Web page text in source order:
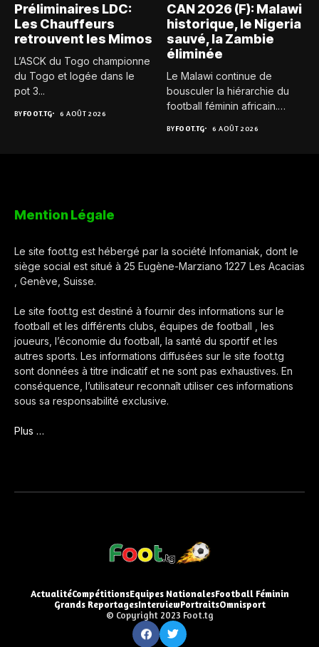
Préliminaires LDC:
Les Chauffeurs
retrouvent les Mimos
L’ASCK du Togo championne
du Togo et logée dans le
pot 3...
BYFOOT.TG 6 AOÛT 2026
CAN 2026 (F): Malawi
historique, le Nigeria
sauvé, la Zambie
éliminée
Le Malawi continue de
bousculer la hiérarchie du
football féminin africain.
BYFOOT.TG 6 AOÛT 2026
Mention Légale
Le site foot.tg est hébergé par la société Infomaniak, dont le
siège social est situé à 25 Eugène-Marziano 1227 Les Acacias
, Genève, Suisse.
Le site foot.tg est destiné à fournir des informations sur le
football et les différents clubs, équipes de football , les
joueurs, l’économie du football, la santé du sportif et les
autres sports. Les informations diffusées sur le site foot.tg
sont données à titre indicatif et ne sont pas exhaustives. En
conséquence, l’utilisateur reconnaît utiliser ces informations
sous sa responsabilité exclusive.
Plus …
ActualitéCompétitionsEquipes NationalesFootball Féminin
Grands ReportagesInterviewPortraitsOmnisport
© Copyright 2023 Foot.tg